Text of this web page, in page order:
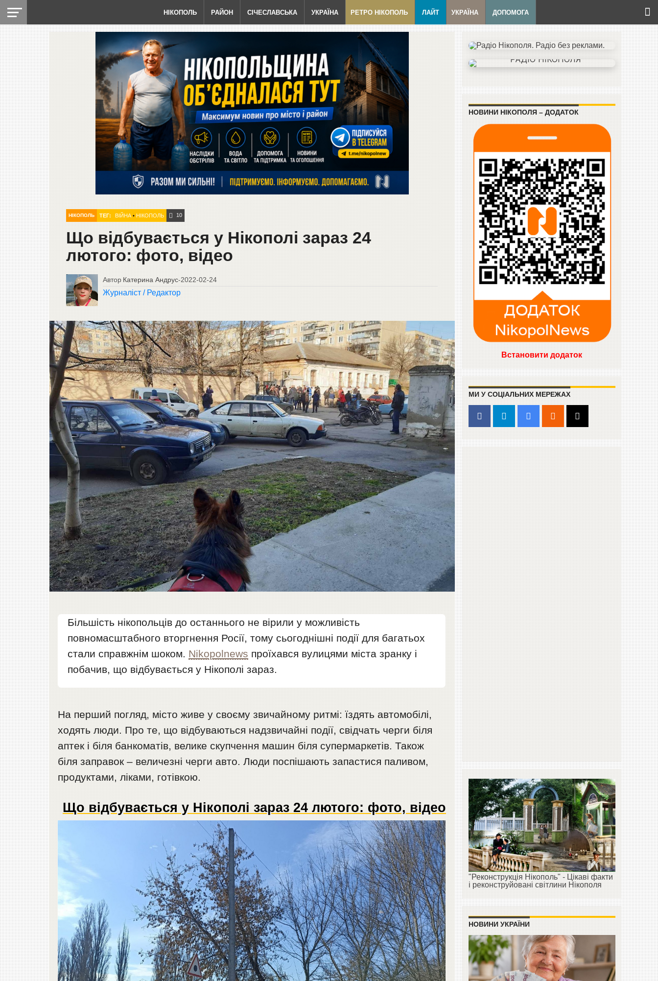
НІКОПОЛЬ РАЙОН СІЧЕСЛАВСЬКА УКРАЇНА РЕТРО НІКОПОЛЬ ЛАЙТ УКРАЇНА ДОПОМОГА
НІКОПОЛЬ ТЕГ: ВІЙНА• НІКОПОЛЬ 10
Що відбувається у Нікополі зараз 24
лютого: фото, відео
Автор Катерина Андрус-2022-02-24
Журналіст / Редактор
Більшість нікопольців до останнього не вірили у можливість
повномасштабного вторгнення Росії, тому сьогоднішні події для багатьох
стали справжнім шоком. Nikopolnews проїхався вулицями міста зранку і
побачив, що відбувається у Нікополі зараз.
На перший погляд, місто живе у своєму звичайному ритмі: їздять автомобілі,
ходять люди. Про те, що відбуваються надзвичайні події, свідчать черги біля
аптек і біля банкоматів, велике скупчення машин біля супермаркетів. Також
біля заправок – величезні черги авто. Люди поспішають запастися паливом,
продуктами, ліками, готівкою.
Що відбувається у Нікополі зараз 24 лютого: фото, відео
НОВИНИ НІКОПОЛЯ – ДОДАТОК
Встановити додаток
МИ У СОЦІАЛЬНИХ МЕРЕЖАХ
"Реконструкція Нікополь" - Цікаві факти
і реконструйовані світлини Нікополя
НОВИНИ УКРАЇНИ